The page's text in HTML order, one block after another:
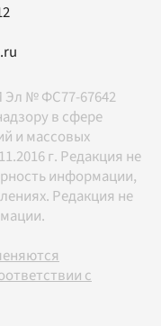
Эл № ФС77-67642
в сфере
и массовых
г. Редакция не
информации,
Редакция не
с